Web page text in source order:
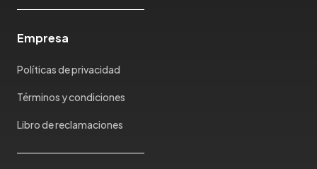
Empresa
Políticas de privacidad
Términos y condiciones
Libro de reclamaciones